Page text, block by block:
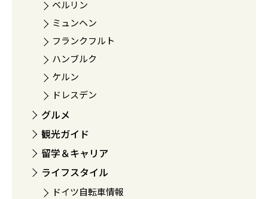
ベルリン
ミュンヘン
フランクフルト
ハンブルク
ケルン
ドレスデン
グルメ
観光ガイド
留学＆キャリア
ライフスタイル
ドイツ自転車情報